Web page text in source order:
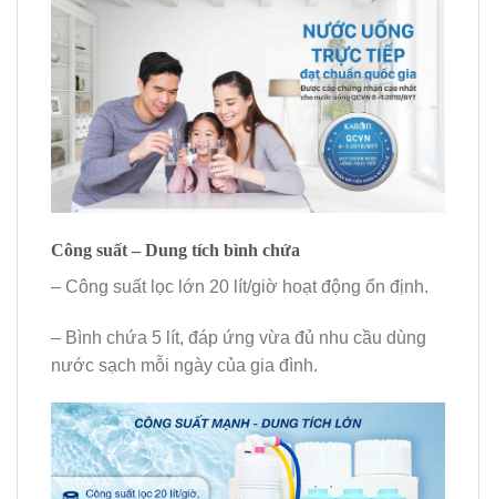
Công suất – Dung tích bình chứa
– Công suất lọc lớn 20 lít/giờ hoạt động ổn định.
– Bình chứa 5 lít, đáp ứng vừa đủ nhu cầu dùng
nước sạch mỗi ngày của gia đình.